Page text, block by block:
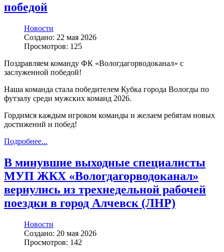
победой
Новости
Создано: 22 мая 2026
Просмотров: 125
Поздравляем команду ФК «Вологдагорводоканал» с
заслуженной победой!
Наша команда стала победителем Кубка города Вологды по
футзалу среди мужских команд 2026.
Гордимся каждым игроком команды и желаем ребятам новых
достижений и побед!
Подробнее...
В минувшие выходные специалисты
МУП ЖКХ «Вологдагорводоканал»
вернулись из трехнедельной рабочей
поездки в город Алчевск (ЛНР)
Новости
Создано: 20 мая 2026
Просмотров: 142